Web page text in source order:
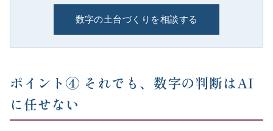
数字の土台づくりを相談する
ポイント④ それでも、数字の判断はAI
に任せない